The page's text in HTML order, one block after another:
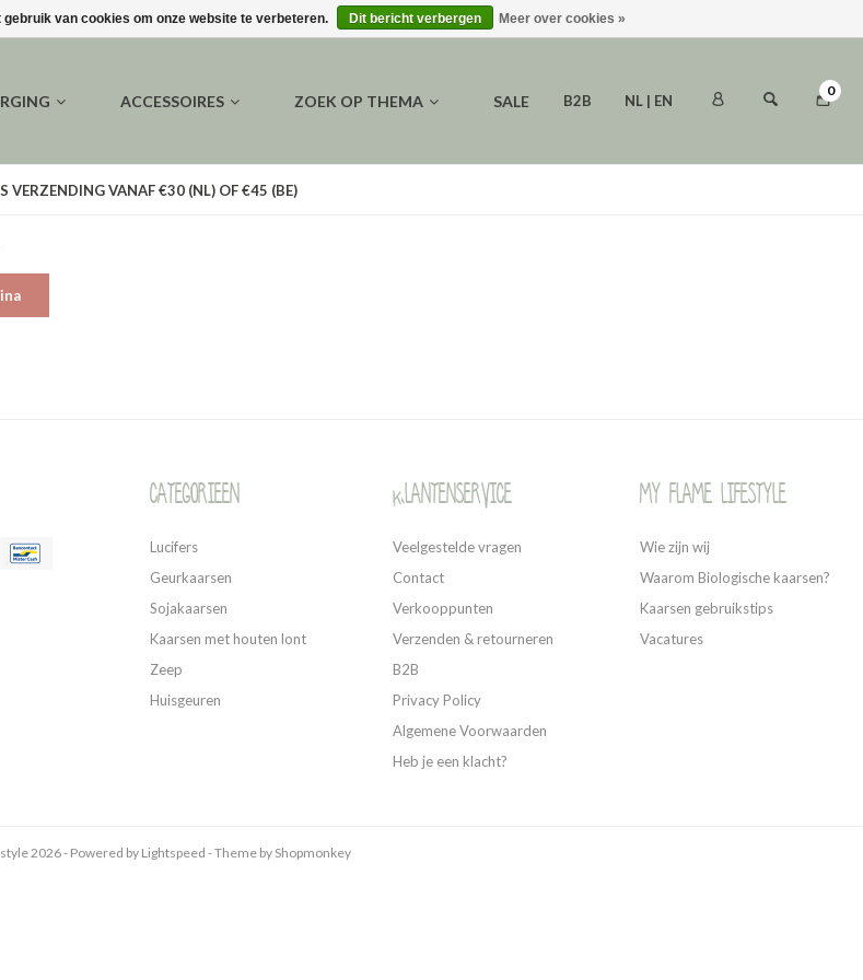
ACCESSOIRES ZOEK OP THEMA SALE B2B NL | EN
0
VERZENDING VANAF €30 (NL) OF €45 (BE)
Categorieen
Lucifers
Geurkaarsen
Sojakaarsen
Kaarsen met houten lont
Zeep
Huisgeuren
Klantenservice
Veelgestelde vragen
Contact
Verkooppunten
Verzenden & retourneren
B2B
Privacy Policy
Algemene Voorwaarden
Heb je een klacht?
My Flame Lifestyle
Wie zijn wij
Waarom Biologische kaarsen?
Kaarsen gebruikstips
Vacatures
2026 - Powered by Lightspeed - Theme by Shopmonkey
van cookies om onze website te verbeteren. Dit bericht verbergen Meer over cookies »